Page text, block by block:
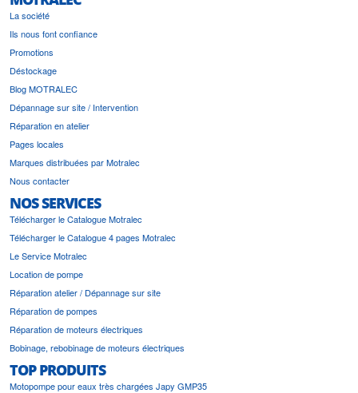
La société
Ils nous font confiance
Promotions
Déstockage
Blog MOTRALEC
Dépannage sur site / Intervention
Réparation en atelier
Pages locales
Marques distribuées par Motralec
Nous contacter
NOS SERVICES
Télécharger le Catalogue Motralec
Télécharger le Catalogue 4 pages Motralec
Le Service Motralec
Location de pompe
Réparation atelier / Dépannage sur site
Réparation de pompes
Réparation de moteurs électriques
Bobinage, rebobinage de moteurs électriques
TOP PRODUITS
Motopompe pour eaux très chargées Japy GMP35